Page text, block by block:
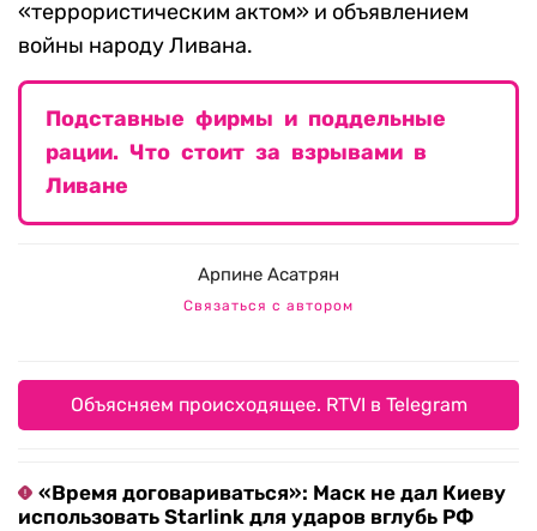
«террористическим актом» и объявлением
войны народу Ливана.
Подставные фирмы и поддельные
рации. Что стоит за взрывами в
Ливане
Арпине Асатрян
Связаться с автором
Объясняем происходящее. RTVI в Telegram
«Время договариваться»: Маск не дал Киеву
использовать Starlink для ударов вглубь РФ